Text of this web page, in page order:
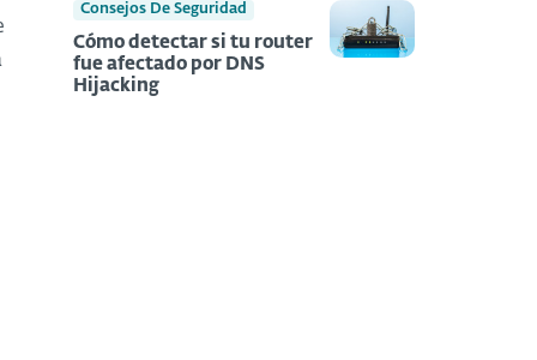
Consejos De Seguridad
Cómo detectar si tu router
fue afectado por DNS
Hijacking